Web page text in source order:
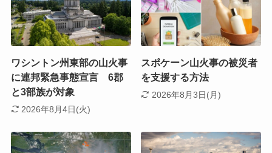
ワシントン州東部の山火事
に連邦緊急事態宣言 6郡
と3部族が対象
2026年8月4日(火)
スポケーン山火事の被災者
を支援する方法
2026年8月3日(月)